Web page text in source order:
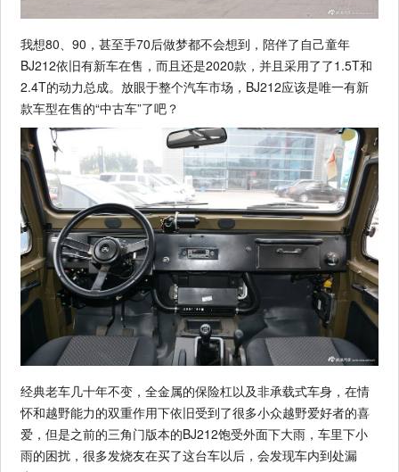
我想80、90，甚至手70后做梦都不会想到，陪伴了自己童年
BJ212依旧有新车在售，而且还是2020款，并且采用了了1.5T和
2.4T的动力总成。放眼于整个汽车市场，BJ212应该是唯一有新
款车型在售的“中古车”了吧？
经典老车几十年不变，全金属的保险杠以及非承载式车身，在情
怀和越野能力的双重作用下依旧受到了很多小众越野爱好者的喜
爱，但是之前的三角门版本的BJ212饱受外面下大雨，车里下小
雨的困扰，很多发烧友在买了这台车以后，会发现车内到处漏